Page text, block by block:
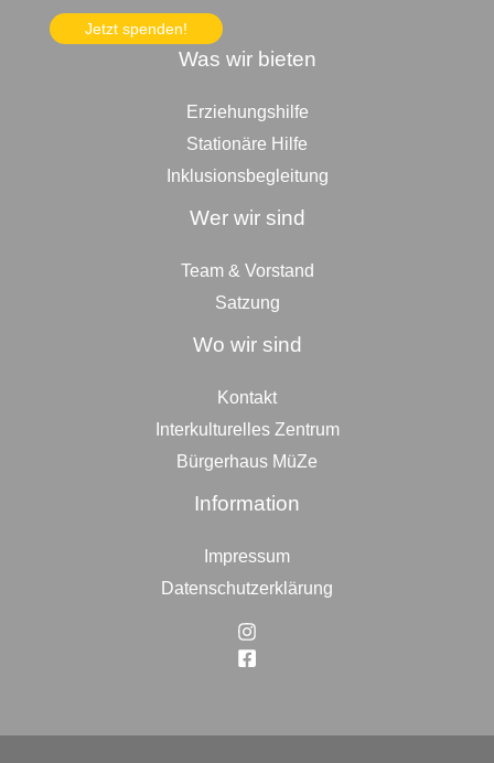
Jetzt spenden!
Was wir bieten
Erziehungshilfe
Stationäre Hilfe
Inklusionsbegleitung
Wer wir sind
Team & Vorstand
Satzung
Wo wir sind
Kontakt
Interkulturelles Zentrum
Bürgerhaus MüZe
Information
Impressum
Datenschutzerklärung